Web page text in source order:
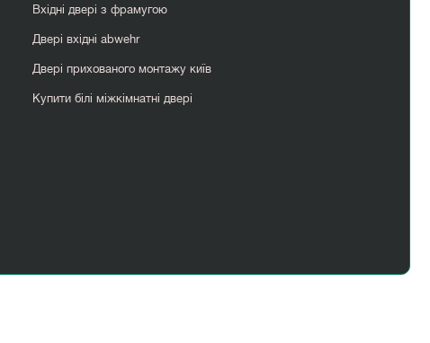
Вхідні двері з фрамугою
Двері вхідні abwehr
Двері прихованого монтажу київ
Купити білі міжкімнатні двері